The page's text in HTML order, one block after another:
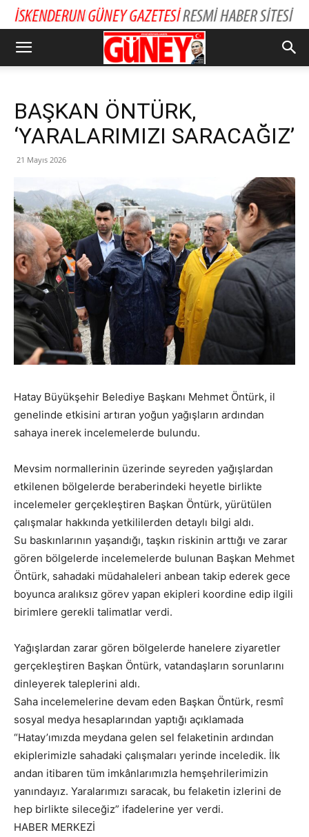
BAŞKAN ÖNTÜRK,
‘YARALARIMIZI SARACAĞIZ’
21 Mayıs 2026
Hatay Büyükşehir Belediye Başkanı Mehmet Öntürk, il
genelinde etkisini artıran yoğun yağışların ardından
sahaya inerek incelemelerde bulundu.
Mevsim normallerinin üzerinde seyreden yağışlardan
etkilenen bölgelerde beraberindeki heyetle birlikte
incelemeler gerçekleştiren Başkan Öntürk, yürütülen
çalışmalar hakkında yetkililerden detaylı bilgi aldı.
Su baskınlarının yaşandığı, taşkın riskinin arttığı ve zarar
gören bölgelerde incelemelerde bulunan Başkan Mehmet
Öntürk, sahadaki müdahaleleri anbean takip ederek gece
boyunca aralıksız görev yapan ekipleri koordine edip ilgili
birimlere gerekli talimatlar verdi.
Yağışlardan zarar gören bölgelerde hanelere ziyaretler
gerçekleştiren Başkan Öntürk, vatandaşların sorunlarını
dinleyerek taleplerini aldı.
Saha incelemelerine devam eden Başkan Öntürk, resmî
sosyal medya hesaplarından yaptığı açıklamada
“Hatay’ımızda meydana gelen sel felaketinin ardından
ekiplerimizle sahadaki çalışmaları yerinde inceledik. İlk
andan itibaren tüm imkânlarımızla hemşehrilerimizin
yanındayız. Yaralarımızı saracak, bu felaketin izlerini de
hep birlikte sileceğiz” ifadelerine yer verdi.
HABER MERKEZİ